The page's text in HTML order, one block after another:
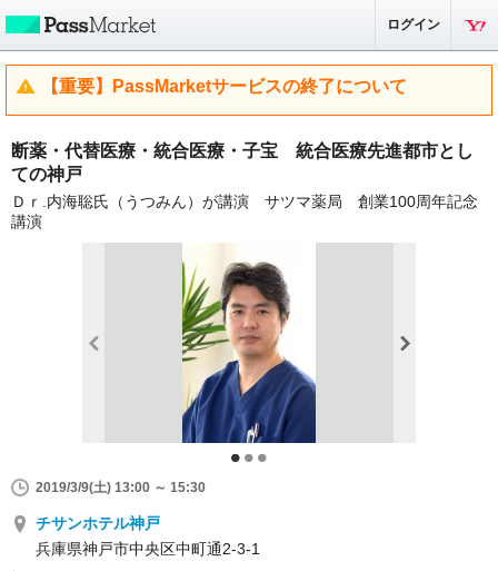
ログイン
【重要】PassMarketサービスの終了について
断薬・代替医療・統合医療・子宝 統合医療先進都市とし
ての神戸
Ｄｒ.内海聡氏（うつみん）が講演 サツマ薬局 創業100周年記念
講演
2019/3/9(土) 13:00 ～ 15:30
チサンホテル神戸
兵庫県神戸市中央区中町通2-3-1